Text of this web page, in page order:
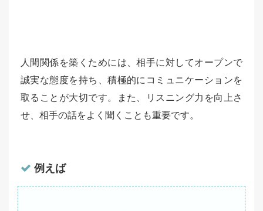
人間関係を築くためには、相手に対してオープンで
誠実な態度を持ち、積極的にコミュニケーションを
取ることが大切です。また、リスニング力を向上さ
せ、相手の話をよく聞くことも重要です。
例えば